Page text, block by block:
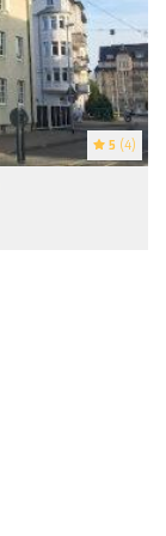
5 (4)